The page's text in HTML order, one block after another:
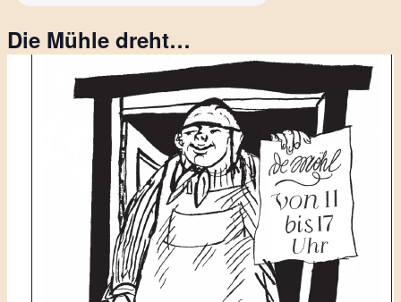
Die Mühle dreht…